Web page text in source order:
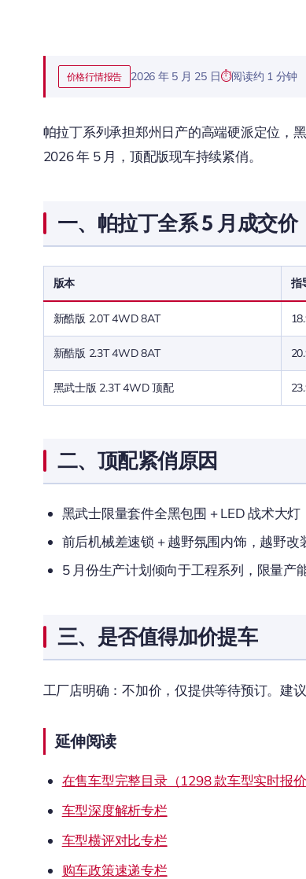
价格行情报告 2026 年 5 月 25 日 阅读约 1 分钟
帕拉丁系列承担郑州日产的高端硬派定位，
2026 年 5 月，顶配版现车持续紧俏。
一、帕拉丁全系 5 月成交价
版本 指
新酷版 2.0T 4WD 8AT
新酷版 2.3T 4WD 8AT
黑武士版 2.3T 4WD 顶配
二、顶配紧俏原因
黑武士限量套件全黑包围 + LED 战术大灯
前后机械差速锁 + 越野氛围内饰，越野改
5 月份生产计划倾向于工程系列，限量产
三、是否值得加价提车
工厂店明确：不加价，仅提供等待预订。建
延伸阅读
在售车型完整目录（1298 款车型实时报价
车型深度解析专栏
车型横评对比专栏
购车政策速递专栏